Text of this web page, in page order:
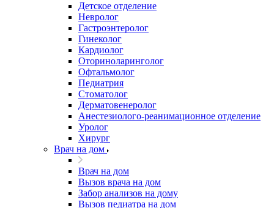
Детское отделение
Невролог
Гастроэнтеролог
Гинеколог
Кардиолог
Оториноларинголог
Офтальмолог
Педиатрия
Стоматолог
Дерматовенеролог
Анестезиолого-реанимационное отделение
Уролог
Хирург
Врач на дом
Врач на дом
Вызов врача на дом
Забор анализов на дому
Вызов педиатра на дом